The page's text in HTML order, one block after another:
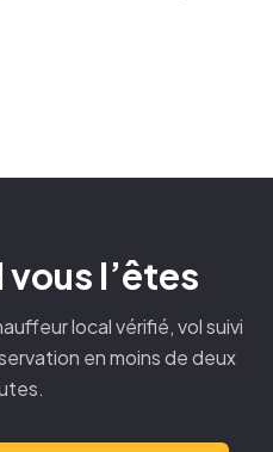
l’êtes
local vérifié, vol suivi
en moins de deux